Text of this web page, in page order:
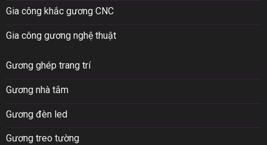
Gia công khắc gương CNC
Gia công gương nghệ thuật
Gương ghép trang trí
Gương nhà tắm
Gương đèn led
Gương treo tường